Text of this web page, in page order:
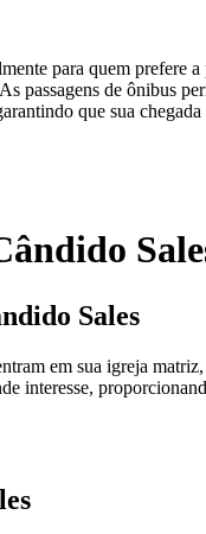
para quem
passagens de ônibus
que sua
Sales
em sua igreja
interesse,